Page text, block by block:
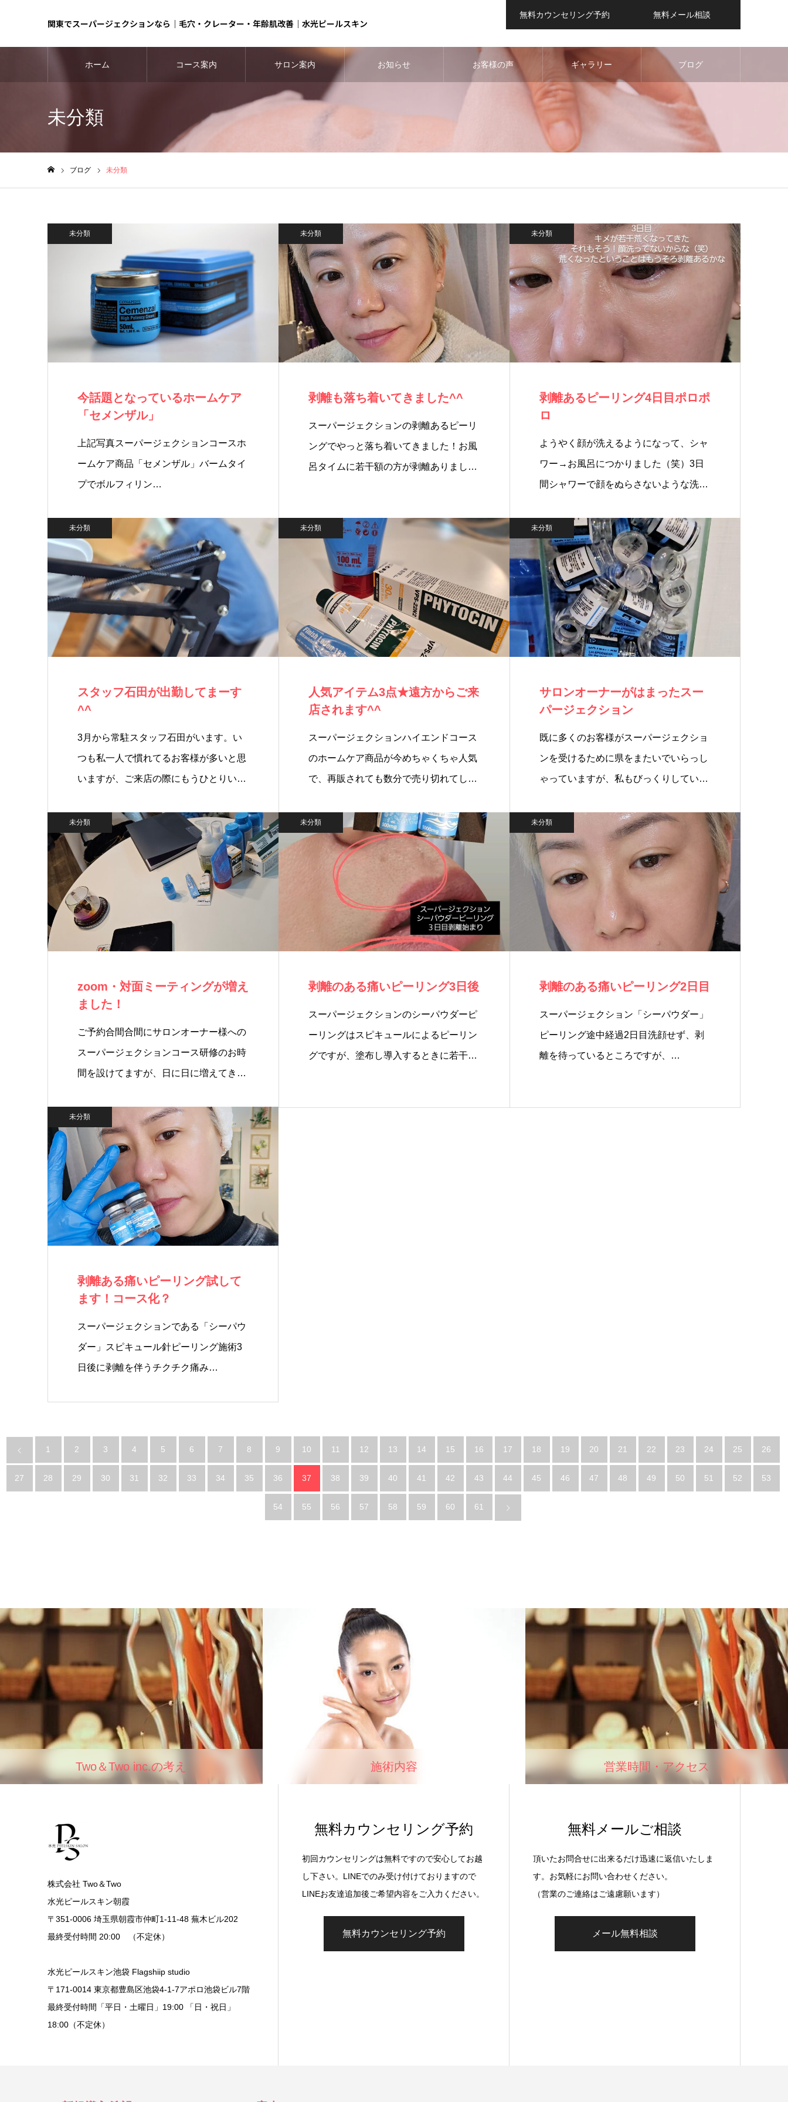
関東でスーパージェクションなら｜毛穴・クレーター・年齢肌改善｜水光ピールスキン
無料カウンセリング予約 無料メール相談
ホーム コース案内 サロン案内 お知らせ お客様の声 ギャラリー ブログ
未分類
ブログ 未分類
未分類
今話題となっているホームケア
「セメンザル」
上記写真スーパージェクションコースホ
ームケア商品「セメンザル」バームタイ
プでボルフィリン…
未分類
剥離も落ち着いてきました^^
スーパージェクションの剥離あるピーリ
ングでやっと落ち着いてきました！お風
呂タイムに若干額の方が剥離ありまし
未分類
剥離あるピーリング4日目ポロポ
ロ
ようやく顔が洗えるようになって、シャ
ワー→お風呂につかりました（笑）3日
間シャワーで顔をぬらさないような洗
未分類
スタッフ石田が出勤してまーす
^^
3月から常駐スタッフ石田がいます。い
つも私一人で慣れてるお客様が多いと思
いますが、ご来店の際にもうひとりい
未分類
人気アイテム3点★遠方からご来
店されます^^
スーパージェクションハイエンドコース
のホームケア商品が今めちゃくちゃ人気
で、再販されても数分で売り切れてし
未分類
サロンオーナーがはまったスー
パージェクション
既に多くのお客様がスーパージェクショ
ンを受けるために県をまたいでいらっし
ゃっていますが、私もびっくりしてい
未分類
zoom・対面ミーティングが増え
ました！
ご予約合間合間にサロンオーナー様への
スーパージェクションコース研修のお時
間を設けてますが、日に日に増えてき
未分類
剥離のある痛いピーリング3日後
スーパージェクションのシーパウダーピ
ーリングはスピキュールによるピーリン
グですが、塗布し導入するときに若干
未分類
剥離のある痛いピーリング2日目
スーパージェクション「シーパウダー」
ピーリング途中経過2日目洗顔せず、剥
離を待っているところですが、…
未分類
剥離ある痛いピーリング試して
ます！コース化？
スーパージェクションである「シーパウ
ダー」スピキュール針ピーリング施術3
日後に剥離を伴うチクチク痛み…
1 2 3 4 5 6 7 8 9 10 11 12 13 14 15 16 17 18 19 20 21 22 23 24 25 26
27 28 29 30 31 32 33 34 35 36 37 38 39 40 41 42 43 44 45 46 47 48 49 50 51 52 53
54 55 56 57 58 59 60 61
Two＆Two inc.の考え 施術内容 営業時間・アクセス
株式会社 Two＆Two
水光ピールスキン朝霞
〒351-0006 埼玉県朝霞市仲町1-11-48 蕪木ビル202
最終受付時間 20:00 （不定休）
水光ピールスキン池袋 Flagshiip studio
〒171-0014 東京都豊島区池袋4-1-7アポロ池袋ビル7階
最終受付時間「平日・土曜日」19:00 「日・祝日」
18:00（不定休）
無料カウンセリング予約
初回カウンセリングは無料ですので安心してお越
し下さい。LINEでのみ受け付けておりますので
LINEお友達追加後ご希望内容をご入力ください。
無料カウンセリング予約
無料メールご相談
頂いたお問合せに出来るだけ迅速に返信いたしま
す。お気軽にお問い合わせください。
（営業のご連絡はご遠慮願います）
メール無料相談